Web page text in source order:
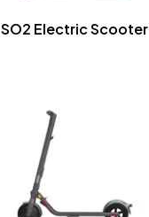
SO2 Electric Scooter